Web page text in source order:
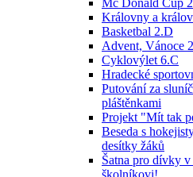
Mc Donald Cup
Královny a
Basketbal 2.D
Advent, Vánoce
Cyklovýlet 6.C
Hradecké
Putování za
pláštěnkami
Projekt "Mít tak
Beseda s
desítky žáků
Šatna pro dívky